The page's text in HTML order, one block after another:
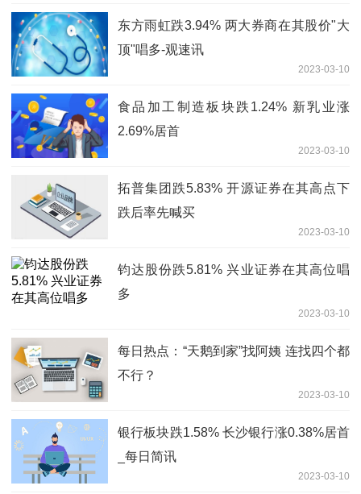
东方雨虹跌3.94% 两大券商在其股价"大
顶"唱多-观速讯
2023-03-10
食品加工制造板块跌1.24% 新乳业涨
2.69%居首
2023-03-10
拓普集团跌5.83% 开源证券在其高点下
跌后率先喊买
2023-03-10
钧达股份跌5.81% 兴业证券在其高位唱
多
2023-03-10
每日热点：“天鹅到家”找阿姨 连找四个都
不行？
2023-03-10
银行板块跌1.58% 长沙银行涨0.38%居首
_每日简讯
2023-03-10